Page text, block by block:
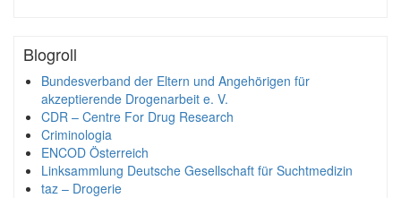
Blogroll
Bundesverband der Eltern und Angehörigen für
akzeptierende Drogenarbeit e. V.
CDR – Centre For Drug Research
Criminologia
ENCOD Österreich
Linksammlung Deutsche Gesellschaft für Suchtmedizin
taz – Drogerie